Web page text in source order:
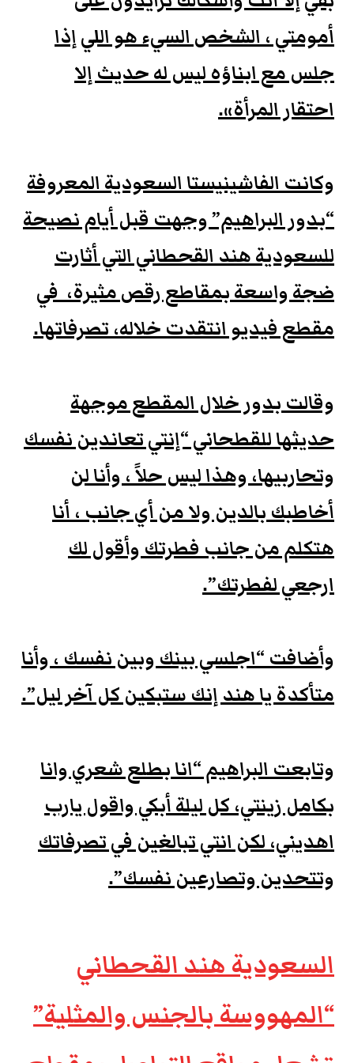
أمومتي ، الشخص السيء هو اللي إذا
جلس مع ابناؤه ليس له حديث إلا
احتقار المرأة».
وكانت الفاشينيستا السعودية المعروفة
“بدور البراهيم” وجهت قبل أيام نصيحة
للسعودية هند القحطاني التي أثارت
ضجة واسعة بمقاطع رقص مثيرة، في
مقطع فيديو انتقدت خلاله، تصرفاتها.
وقالت بدور خلال المقطع موجهة
حديثها للقطحاني “إنتي تعاندين نفسك
وتحاربيها، وهذا ليس حلاً ، وأنا لن
أخاطبك بالدين ولا من أي جانب ، أنا
هتكلم من جانب فطرتك وأقول لك
ارجعي لفطرتك”.
وأضافت “اجلسي بينك وبين نفسك ، وأنا
متأكدة يا هند إنك ستبكين كل آخر ليل”.
وتابعت البراهيم “انا بطلع شعري وانا
بكامل زينتي، كل ليلة أبكي واقول يارب
اهديني، لكن انتي تبالغين في تصرفاتك
وتتحدين وتصارعين نفسك”.
السعودية هند القحطاني
“المهووسة بالجنس والمثلية”